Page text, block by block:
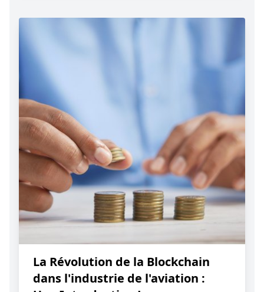
La Révolution de la Blockchain
dans l'industrie de l'aviation :